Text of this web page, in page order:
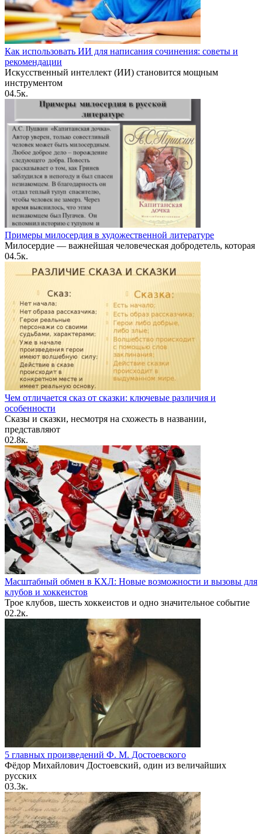
Как использовать ИИ для написания сочинения: советы и
рекомендации
Искусственный интеллект (ИИ) становится мощным
инструментом
04.5к.
Примеры милосердия в художественной литературе
Милосердие — важнейшая человеческая добродетель, которая
04.5к.
Чем отличается сказ от сказки: ключевые различия и
особенности
Сказы и сказки, несмотря на схожесть в названии,
представляют
02.8к.
Масштабный обмен в КХЛ: Новые возможности и вызовы для
клубов и хоккеистов
Трое клубов, шесть хоккеистов и одно значительное событие
02.2к.
5 главных произведений Ф. М. Достоевского
Фёдор Михайлович Достоевский, один из величайших
русских
03.3к.